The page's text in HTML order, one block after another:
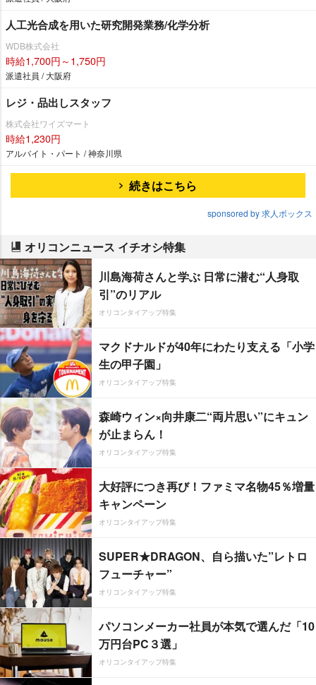
人工光合成を用いた研究開発業務/化学分析
WDB株式会社
時給1,700円～1,750円
派遣社員 / 大阪府
レジ・品出しスタッフ
株式会社ワイズマート
時給1,230円
アルバイト・パート / 神奈川県
続きはこちら
sponsored by 求人ボックス
オリコンニュース イチオシ特集
川島海荷さんと学ぶ 日常に潜む“人身取
引”のリアル
オリコンタイアップ特集
マクドナルドが40年にわたり支える「小学
生の甲子園」
オリコンタイアップ特集
森崎ウィン×向井康二“両片思い”にキュン
が止まらん！
オリコンタイアップ特集
大好評につき再び！ファミマ名物45％増量
キャンペーン
オリコンタイアップ特集
SUPER★DRAGON、自ら描いた”レトロ
フューチャー”
オリコンタイアップ特集
パソコンメーカー社員が本気で選んだ「10
万円台PC３選」
オリコンタイアップ特集